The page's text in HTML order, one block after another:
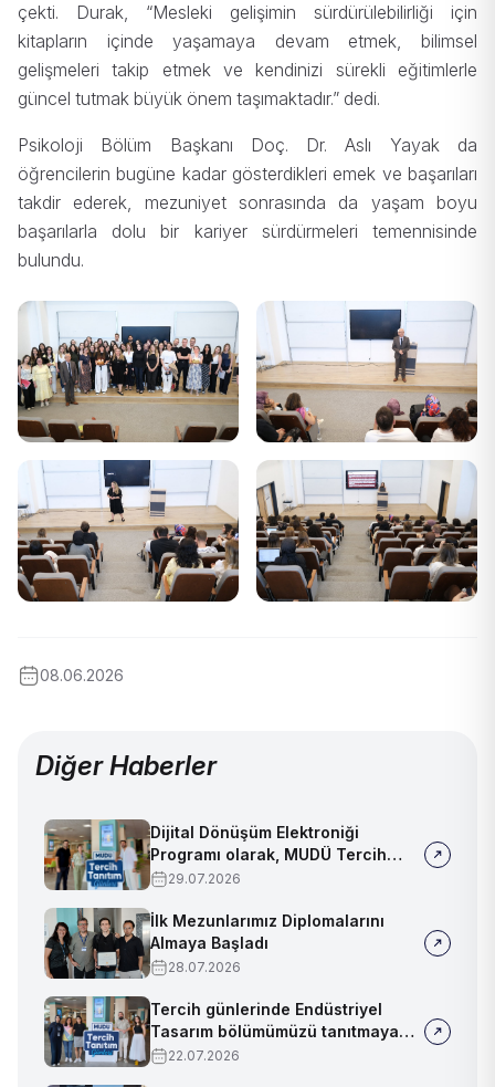
çekti. Durak, “Mesleki gelişimin sürdürülebilirliği için
kitapların içinde yaşamaya devam etmek, bilimsel
gelişmeleri takip etmek ve kendinizi sürekli eğitimlerle
güncel tutmak büyük önem taşımaktadır.” dedi.
Psikoloji Bölüm Başkanı Doç. Dr. Aslı Yayak da
öğrencilerin bugüne kadar gösterdikleri emek ve başarıları
takdir ederek, mezuniyet sonrasında da yaşam boyu
başarılarla dolu bir kariyer sürdürmeleri temennisinde
bulundu.
08.06.2026
Diğer Haberler
Dijital Dönüşüm Elektroniği
Programı olarak, MUDÜ Tercih
Tanıtım Günleri'nde biz de
29.07.2026
İlk Mezunlarımız Diplomalarını
Almaya Başladı
28.07.2026
Tercih günlerinde Endüstriyel
Tasarım bölümümüzü tanıtmaya
devam ediyoruz!
22.07.2026